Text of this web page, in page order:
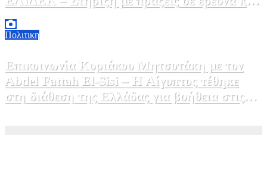
καινοτομία»
Πολιτικη
Επικοινωνία Κυριάκου Μητσοτάκη με τον
Abdel Fattah El-Sisi – Η Αίγυπτος τέθηκε
στη διάθεση της Ελλάδας για βοήθεια στις